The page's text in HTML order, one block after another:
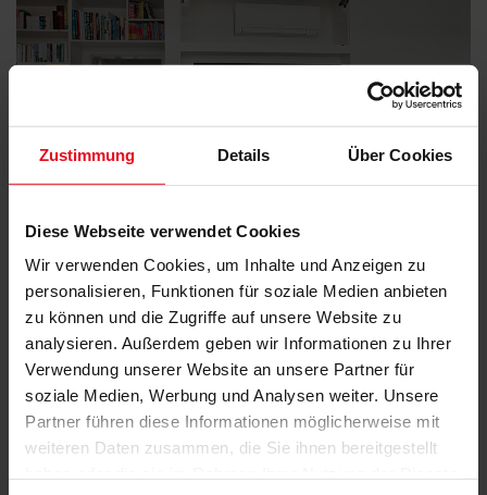
Zustimmung Details Über Cookies
Diese Webseite verwendet Cookies
Wir verwenden Cookies, um Inhalte und Anzeigen zu
personalisieren, Funktionen für soziale Medien anbieten
zu können und die Zugriffe auf unsere Website zu
analysieren. Außerdem geben wir Informationen zu Ihrer
Verwendung unserer Website an unsere Partner für
soziale Medien, Werbung und Analysen weiter. Unsere
Partner führen diese Informationen möglicherweise mit
weiteren Daten zusammen, die Sie ihnen bereitgestellt